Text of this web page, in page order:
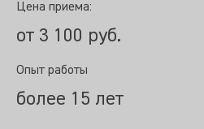
Цена приема:
от 3 100 руб.
Опыт работы
более 15 лет